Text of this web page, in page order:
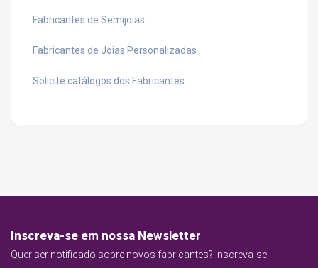
Fabricantes de Semijoias
Fabricantes de Joias Personalizadas
Solicite catálogos dos Fabricantes
Inscreva-se em nossa Newsletter
Quer ser notificado sobre novos fabricantes? Inscreva-se.